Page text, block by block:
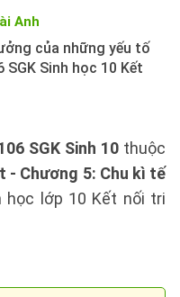
Anh
của những yếu tố
Sinh học 10 Kết
SGK Sinh 10 thuộc
- Chương 5: Chu kì tế
học lớp 10 Kết nối tri